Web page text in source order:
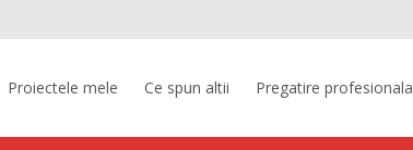
Proiectele mele Ce spun altii Pregatire profesionala